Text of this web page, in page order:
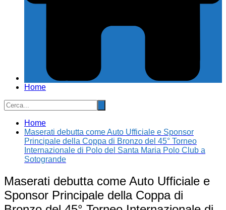
Home
Home
Maserati debutta come Auto Ufficiale e Sponsor
Principale della Coppa di Bronzo del 45° Torneo
Internazionale di Polo del Santa Maria Polo Club a
Sotogrande
Maserati debutta come Auto Ufficiale e
Sponsor Principale della Coppa di